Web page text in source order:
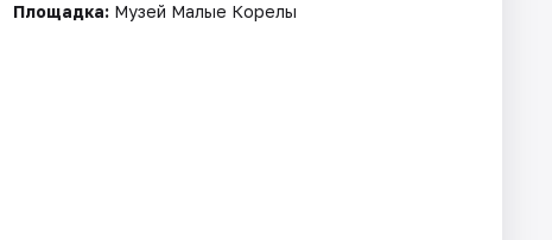
Площадка: Музей Малые Корелы